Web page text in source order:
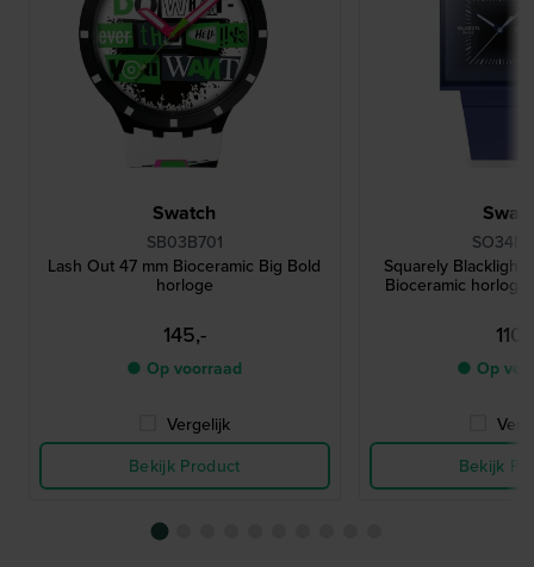
Swatch
SB03B701
Lash Out 47 mm Bioceramic Big Bold
horloge
145,-
● Op voorraad
Vergelijk
Bekijk Product
Squarely Blacklight
Bioceramic horloge
110,-
● Op
Bekijk